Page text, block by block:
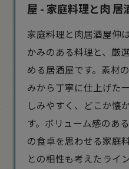
屋 - 家庭料理と肉 居
家庭料理と肉居酒屋伸
かみのある料理と、厳
める居酒屋です。素材
みから丁寧に仕上げた
しみやすく、どこか懐
す。ボリューム感のあ
の食卓を思わせる家庭
との相性も考えたライ